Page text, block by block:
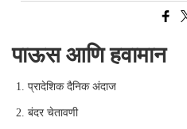
पाऊस आणि हवामान
प्रादेशिक दैनिक अंदाज
बंदर चेतावणी